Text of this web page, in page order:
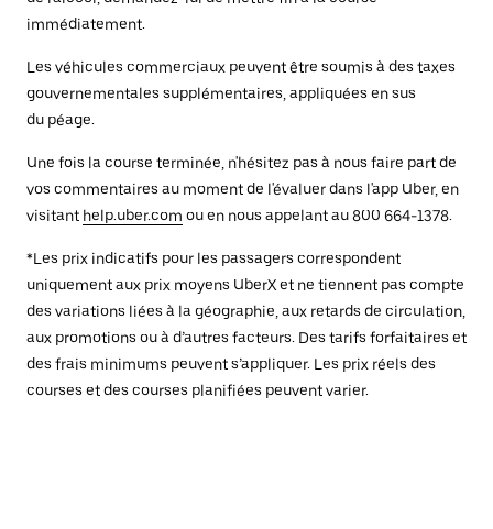
immédiatement.
Les véhicules commerciaux peuvent être soumis à des taxes
gouvernementales supplémentaires, appliquées en sus
du péage.
Une fois la course terminée, n'hésitez pas à nous faire part de
vos commentaires au moment de l'évaluer dans l'app Uber, en
visitant help.uber.com ou en nous appelant au 800 664-1378.
*Les prix indicatifs pour les passagers correspondent
uniquement aux prix moyens UberX et ne tiennent pas compte
des variations liées à la géographie, aux retards de circulation,
aux promotions ou à d’autres facteurs. Des tarifs forfaitaires et
des frais minimums peuvent s’appliquer. Les prix réels des
courses et des courses planifiées peuvent varier.